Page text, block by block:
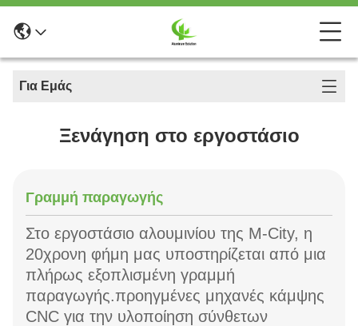
Για Εμάς
Ξενάγηση στο εργοστάσιο
Γραμμή παραγωγής
Στο εργοστάσιο αλουμινίου της M-City, η
20χρονη φήμη μας υποστηρίζεται από μια
πλήρως εξοπλισμένη γραμμή
παραγωγής.προηγμένες μηχανές κάμψης
CNC για την υλοποίηση σύνθετων